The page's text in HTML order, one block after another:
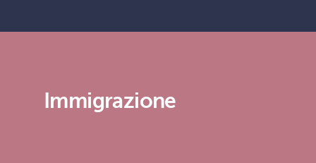
Immigrazione